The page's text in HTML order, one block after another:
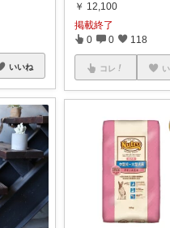
いいね
￥ 12,100
掲載終了
0 0 118
コレ